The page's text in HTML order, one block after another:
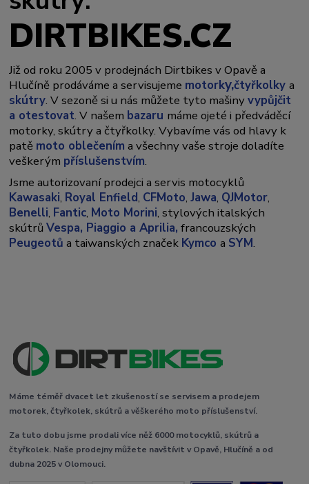
DIRTBIKES.CZ
Již od roku 2005 v prodejnách Dirtbikes v Opavě a
Hlučíně prodáváme a servisujeme motorky,čtyřkolkya
skútry. V sezoně si u nás můžete tyto mašinyvypůjčit
a otestovat. V našem bazaru máme ojeté i předváděcí
motorky, skútry a čtyřkolky. Vybavíme vás od hlavy k
patě moto oblečením a všechny vaše stroje doladíte
veškerým příslušenstvím.
Jsme autorizovaní prodejci a servis motocyklů
Kawasaki, Royal Enfield, CFMoto,Jawa, QJMotor,
Benelli, Fantic, Moto Morini, stylových italských
skútrůVespa, Piaggio a Aprilia, francouzských
Peugeotů a taiwanských značek Kymcoa SYM.
Máme téměř dvacet let zkušeností se servisem a prodejem
motorek, čtyřkolek, skútrů a věškerého moto příslušenství.
Za tuto dobu jsme prodali více něž 6000 motocyklů, skútrů a
čtyřkolek. Naše prodejny můžete navštívit v Opavě, Hlučíně a od
dubna 2025 v Olomouci.